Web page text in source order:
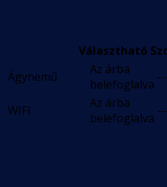
Választható
Ágynemű
Az árba
belefoglalva
WIFI
Az árba
belefoglalva